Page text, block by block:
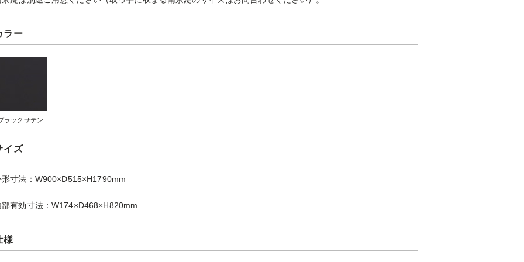
ラー
ラックサテン
イズ
形寸法：W900×D515×H1790mm
部有効寸法：W174×D468×H820mm
様